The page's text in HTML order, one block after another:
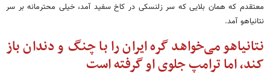
معتقدم که همان بلایی که سر زلنسکی در کاخ سفید آمد، خیلی محترمانه بر سر
نتانیاهو آمد.
نتانیاهو می‌خواهد گره ایران را با چنگ و دندان باز
کند، اما ترامپ جلوی او گرفته است